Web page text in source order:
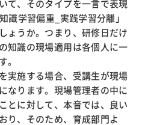
て、そのタイプを一言で表現
識学習偏重_実践学習分離」
ょうか。つまり、研修日だけ
知識の現場適用は各個人に一
。
実施する場合、受講生が現場
なります。現場管理者の中に
とに対して、本音では、良い
り、そのため、育成部門よ